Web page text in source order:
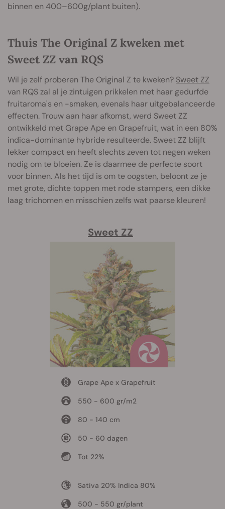
binnen en 400–600g/plant buiten).
Thuis The Original Z kweken met
Sweet ZZ van RQS
Wil je zelf proberen The Original Z te kweken? Sweet ZZ
van RQS zal al je zintuigen prikkelen met haar gedurfde
fruitaroma's en -smaken, evenals haar uitgebalanceerde
effecten. Trouw aan haar afkomst, werd Sweet ZZ
ontwikkeld met Grape Ape en Grapefruit, wat in een 80%
indica-dominante hybride resulteerde. Sweet ZZ blijft
lekker compact en heeft slechts zeven tot negen weken
nodig om te bloeien. Ze is daarmee de perfecte soort
voor binnen. Als het tijd is om te oogsten, beloont ze je
met grote, dichte toppen met rode stampers, een dikke
laag trichomen en misschien zelfs wat paarse kleuren!
Sweet ZZ
Grape Ape x Grapefruit
550 - 600 gr/m2
80 - 140 cm
50 - 60 dagen
Tot 22%
Sativa 20% Indica 80%
500 - 550 gr/plant